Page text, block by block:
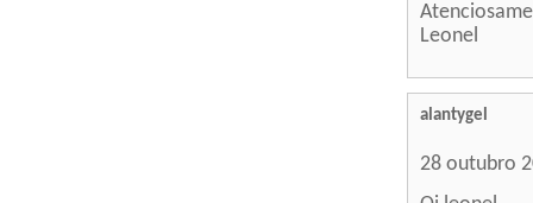
Leonel
alantygel
28 outubro